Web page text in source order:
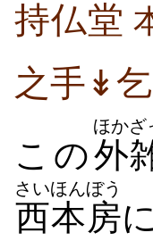
持仏堂
之手↡
この外
ほかざ
西本
さいほん
房
ぼう